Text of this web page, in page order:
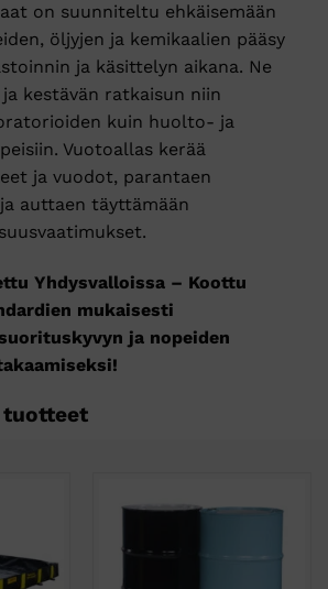
on suunniteltu ehkäisemään
öljyjen ja kemikaalien pääsy
ja käsittelyn aikana. Ne
kestävän ratkaisun niin
kuin huolto- ja
Vuotoallas kerää
ja vuodot, parantaen
auttaen täyttämään
Yhdysvalloissa – Koottu
mukaisesti
ja nopeiden
tuotteet